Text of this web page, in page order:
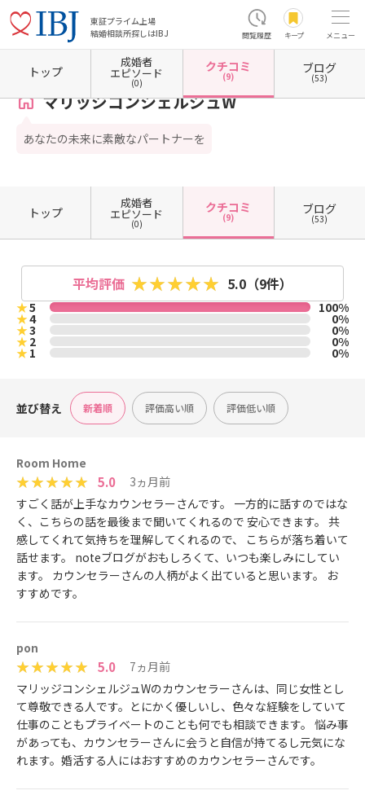
東証プライム上場
結婚相談所探しはIBJ
閲覧履歴 キープ メニュー
ホーム 長野県の結婚相談所 長野県長野市 マリッジコンシェルジュW クチコミ一覧
マリッジコンシェルジュW
あなたの未来に素敵なパートナーを
トップ
成婚者
エピソード
(0)
クチコミ
(9)
ブログ
(53)
トップ
成婚者
エピソード
(0)
クチコミ
(9)
ブログ
(53)
平均評価 5.0 （9件）
★5 100%
★4 0%
★3 0%
★2 0%
★1 0%
並び替え 新着順 評価高い順 評価低い順
Room Home
5.0
3ヵ月前
すごく話が上手なカウンセラーさんです。 一方的に話すのではな
く、こちらの話を最後まで聞いてくれるので 安心できます。 共
感してくれて気持ちを理解してくれるので、 こちらが落ち着いて
話せます。 noteブログがおもしろくて、いつも楽しみにしてい
ます。 カウンセラーさんの人柄がよく出ていると思います。 お
すすめです。
pon
5.0
7ヵ月前
マリッジコンシェルジュWのカウンセラーさんは、同じ女性とし
て尊敬できる人です。とにかく優しいし、色々な経験をしていて
仕事のこともプライベートのことも何でも相談できます。 悩み事
があっても、カウンセラーさんに会うと自信が持てるし元気にな
れます。婚活する人にはおすすめのカウンセラーさんです。